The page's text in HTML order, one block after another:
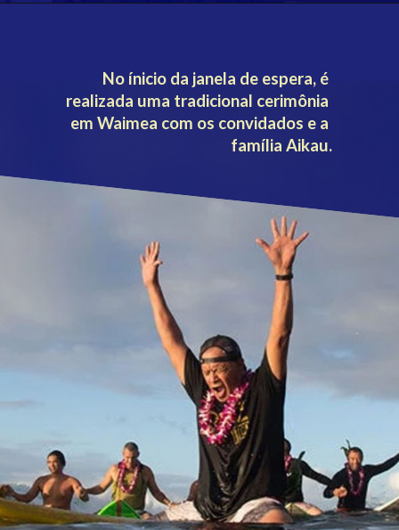
No ínicio da janela de espera, é
realizada uma tradicional cerimônia
em Waimea com os convidados e a
família Aikau.